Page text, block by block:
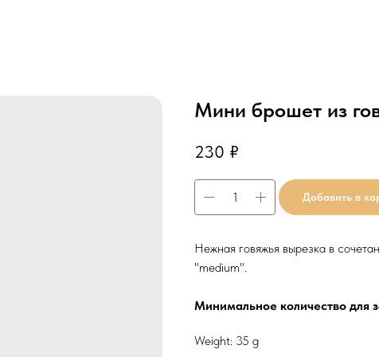
Мини брошет из
230 ₽
Добавить в
Нежная говяжья вырезка в
"medium".
Минимальное количество для
Weight: 35 g